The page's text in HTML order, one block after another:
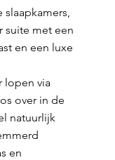
suite met een
en een luxe
lopen via
over in de
natuurlijk
en